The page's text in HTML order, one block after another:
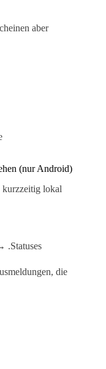
aber
(nur Android)
kurzzeitig lokal
.Statuses
die